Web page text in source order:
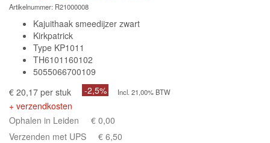
Artikelnummer: R21000008
Kajuithaak smeedijzer zwart
Kirkpatrick
Type KP1011
TH6101160102
5055066700109
€ 20,17 per stuk
-2,5% Incl. 21,00% BTW
+ verzendkosten
Ophalen in Leiden
€ 0,00
Verzenden met UPS
€ 6,50